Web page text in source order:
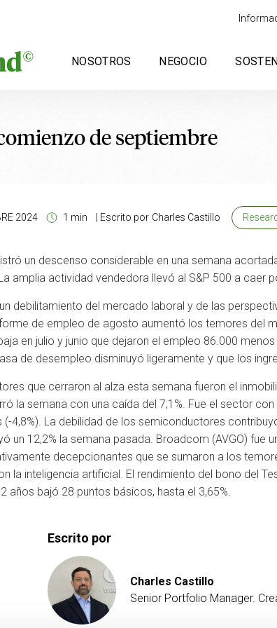
NOSOTROS NEGOCIO
de septiembre
2024 1 min Escrito por Charles Castillo
un descenso considerable en una semana
amplia actividad vendedora llevó al S&P 500 a caer
debilitamiento del mercado laboral y de las
de empleo de agosto aumentó los temores del
en julio y junio que dejaron el empleo 86.000
de desempleo disminuyó ligeramente y que los
que cerraron al alza esta semana fueron el
la semana con una caída del 7,1%. Fue el sector
(-4,8%). La debilidad de los semiconductores
un 12,2% la semana pasada. Broadcom (AVGO)
decepcionantes que se sumaron a los
la inteligencia artificial. El rendimiento del bono del
años bajó 28 puntos básicos, hasta el 3,65%.
Escrito por
Charles Castillo
Senior Portfolio Manager.